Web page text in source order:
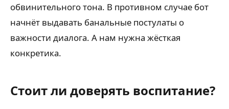
обвинительного тона. В противном случае бот
начнёт выдавать банальные постулаты о
важности диалога. А нам нужна жёсткая
конкретика.
Стоит ли доверять воспитание?